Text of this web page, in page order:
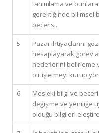
tanımlama ve
gerektiğinde bilimsel
becerisi.
5
Pazar ihtiyaçlarını
hesaplayarak görev
hedeflerini belirleme
bir işletmeyi kurup
6
Mesleki bilgi ve
değişime ve yeniliğe
olduğu bilgileri